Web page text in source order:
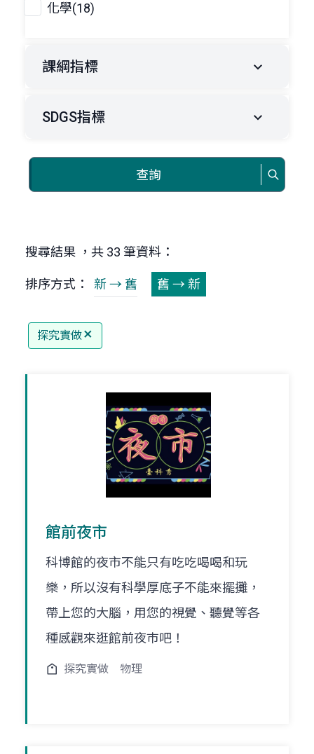
化學(18)
課綱指標
SDGS指標
查詢
搜尋結果 ，共 33 筆資料：
排序方式： 新 → 舊 舊 → 新
探究實做
館前夜市
科博館的夜市不能只有吃吃喝喝和玩
樂，所以沒有科學厚底子不能來擺攤，
帶上您的大腦，用您的視覺、聽覺等各
種感觀來逛館前夜巿吧！
探究實做 物理